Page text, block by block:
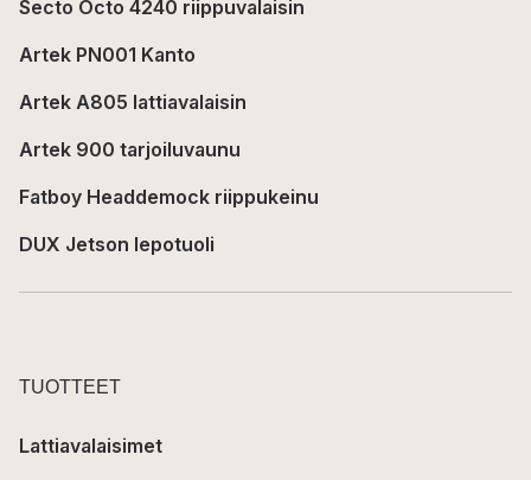
Secto Octo 4240 riippuvalaisin
Artek PN001 Kanto
Artek A805 lattiavalaisin
Artek 900 tarjoiluvaunu
Fatboy Headdemock riippukeinu
DUX Jetson lepotuoli
TUOTTEET
Lattiavalaisimet